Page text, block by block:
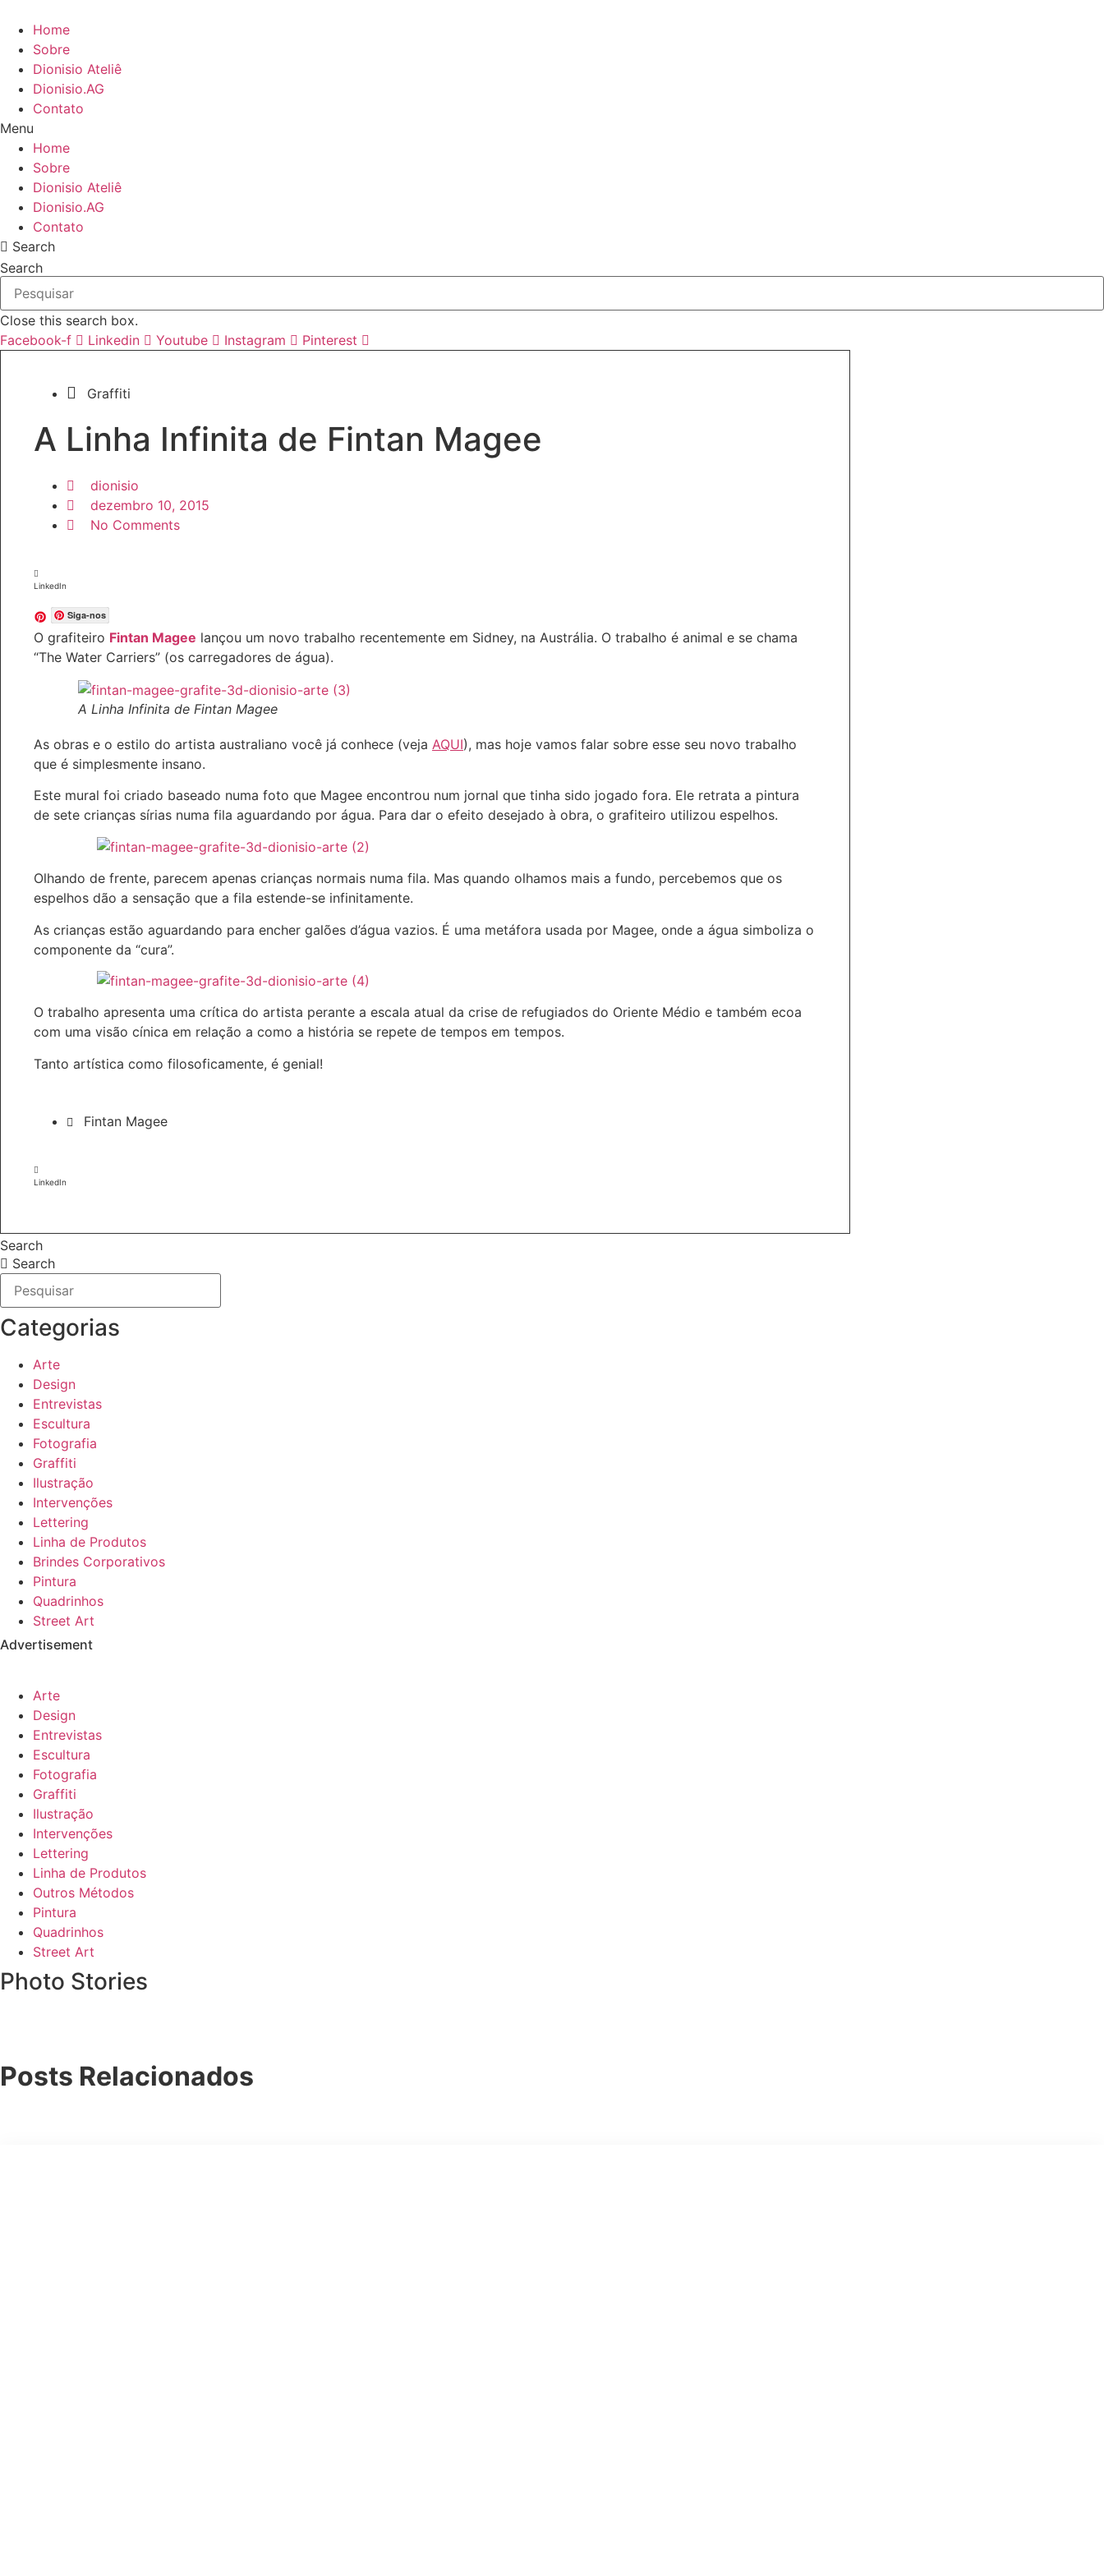
para
conteúdo
Home
Sobre
Dionisio Ateliê
Dionisio.AG
Contato
Menu
Home
Sobre
Dionisio Ateliê
Dionisio.AG
Contato
Search
Search
Close this search box.
Facebook-f
Linkedin Youtube Instagram Pinterest
Graffiti
A Linha Infinita de Fintan Magee
dionisio
dezembro 10, 2015
No Comments
LinkedIn
Siga-nos
O grafiteiro Fintan Magee lançou um novo trabalho recentemente em Sidney, na Austrália. O trabalho é animal e se chama
“The Water Carriers” (os carregadores de água).
A Linha Infinita de Fintan Magee
As obras e o estilo do artista australiano você já conhece (veja AQUI), mas hoje vamos falar sobre esse seu novo trabalho
que é simplesmente insano.
Este mural foi criado baseado numa foto que Magee encontrou num jornal que tinha sido jogado fora. Ele retrata a pintura
de sete crianças sírias numa fila aguardando por água. Para dar o efeito desejado à obra, o grafiteiro utilizou espelhos.
Olhando de frente, parecem apenas crianças normais numa fila. Mas quando olhamos mais a fundo, percebemos que os
espelhos dão a sensação que a fila estende-se infinitamente.
As crianças estão aguardando para encher galões d’água vazios. É uma metáfora usada por Magee, onde a água simboliza o
componente da “cura”.
O trabalho apresenta uma crítica do artista perante a escala atual da crise de refugiados do Oriente Médio e também ecoa
com uma visão cínica em relação a como a história se repete de tempos em tempos.
Tanto artística como filosoficamente, é genial!
Fintan Magee
LinkedIn
Search
Search
Categorias
Arte
Design
Entrevistas
Escultura
Fotografia
Graffiti
Ilustração
Intervenções
Lettering
Linha de Produtos
Brindes Corporativos
Pintura
Quadrinhos
Street Art
Advertisement
Arte
Design
Entrevistas
Escultura
Fotografia
Graffiti
Ilustração
Intervenções
Lettering
Linha de Produtos
Outros Métodos
Pintura
Quadrinhos
Street Art
Photo Stories
Posts Relacionados